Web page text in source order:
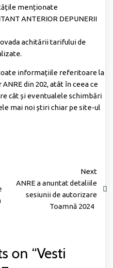
menționate
ANTERIOR DEPUNERII
achitării tarifului de
informațiile referitoare la
din 202, atât în ceea ce
cât și eventualele schimbări
mai noi știri chiar pe site-ul
Next
ANRE a anuntat detaliile
sesiunii de autorizare
Toamnă 2024
on “Vesti